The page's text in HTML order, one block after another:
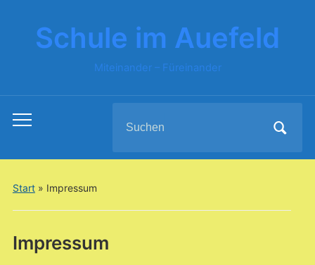
Schule im Auefeld
Miteinander – Füreinander
Toggle
menu
for:
Start» Impressum
Impressum